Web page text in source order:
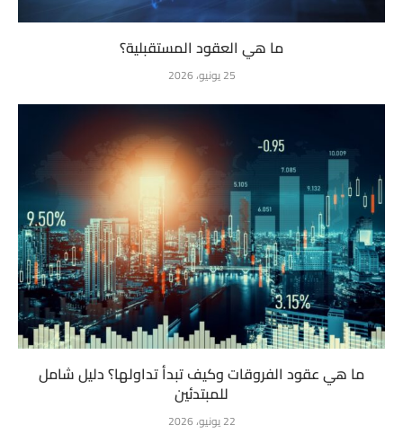
ما هي العقود المستقبلية؟
25 يونيو، 2026
ما هي عقود الفروقات وكيف تبدأ تداولها؟ دليل شامل
للمبتدئين
22 يونيو، 2026